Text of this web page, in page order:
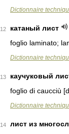
Dictionnaire
12
катаный лист
foglio laminato;
Dictionnaire
13
каучуковый
foglio di caucciù
Dictionnaire
14
лист из